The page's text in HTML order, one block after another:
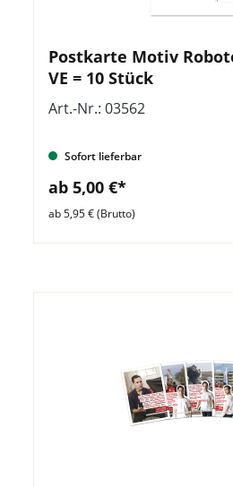
Postkarte Motiv
VE = 10 Stück
Art.-Nr.: 03562
Sofort lieferbar
ab 5,00 €*
ab 5,95 € (Brutto)